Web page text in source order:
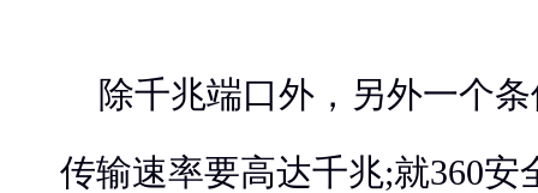
除千兆端口外，另外一个
传输速率要高达千兆;就360安